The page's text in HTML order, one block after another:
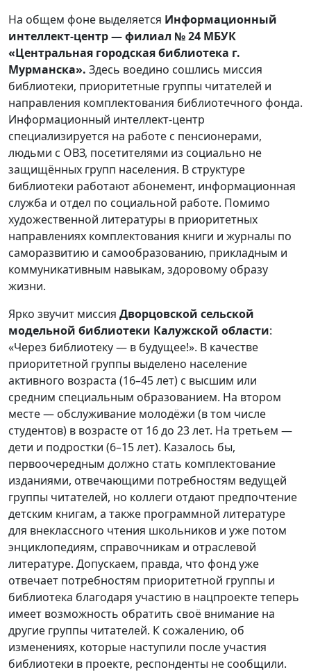
На общем фоне выделяется Информационный
интеллект-центр — филиал № 24 МБУК
«Центральная городская библиотека г.
Мурманска». Здесь воедино сошлись миссия
библиотеки, приоритетные группы читателей и
направления комплектования библиотечного фонда.
Информационный интеллект-центр
специализируется на работе с пенсионерами,
людьми с ОВЗ, посетителями из социально не
защищённых групп населения. В структуре
библиотеки работают абонемент, информационная
служба и отдел по социальной работе. Помимо
художественной литературы в приоритетных
направлениях комплектования книги и журналы по
саморазвитию и самообразованию, прикладным и
коммуникативным навыкам, здоровому образу
жизни.
Ярко звучит миссия Дворцовской сельской
модельной библиотеки Калужской области:
«Через библиотеку — в будущее!». В качестве
приоритетной группы выделено население
активного возраста (16–45 лет) с высшим или
средним специальным образованием. На втором
месте — обслуживание молодёжи (в том числе
студентов) в возрасте от 16 до 23 лет. На третьем —
дети и подростки (6–15 лет). Казалось бы,
первоочередным должно стать комплектование
изданиями, отвечающими потребностям ведущей
группы читателей, но коллеги отдают предпочтение
детским книгам, а также программной литературе
для внеклассного чтения школьников и уже потом
энциклопедиям, справочникам и отраслевой
литературе. Допускаем, правда, что фонд уже
отвечает потребностям приоритетной группы и
библиотека благодаря участию в нацпроекте теперь
имеет возможность обратить своё внимание на
другие группы читателей. К сожалению, об
изменениях, которые наступили после участия
библиотеки в проекте, респонденты не сообщили.